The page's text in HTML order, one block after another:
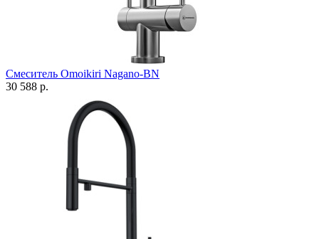
Смеситель Omoikiri Nagano-BN
30 588 р.